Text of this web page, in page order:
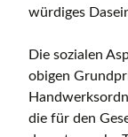
würdiges
Die sozialen
obigen
die für den